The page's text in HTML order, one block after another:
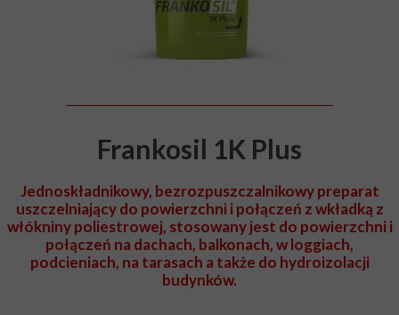
Frankosil 1K Plus
Jednoskładnikowy, bezrozpuszczalnikowy preparat
uszczelniający do powierzchni i połączeń z wkładką z
włókniny poliestrowej, stosowany jest do powierzchni i
połączeń na dachach, balkonach, w loggiach,
podcieniach, na tarasach a także do hydroizolacji
budynków.